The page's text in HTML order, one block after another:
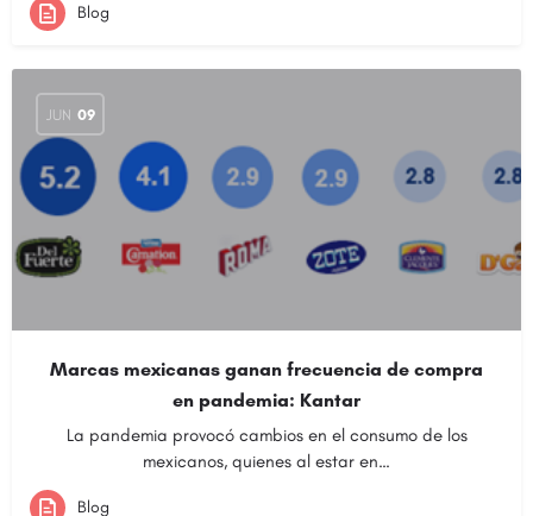
Blog
JUN 09
Marcas mexicanas ganan frecuencia de compra
en pandemia: Kantar
La pandemia provocó cambios en el consumo de los
mexicanos, quienes al estar en…
Blog